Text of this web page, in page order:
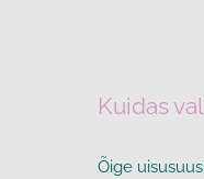
Kuidas
Õige